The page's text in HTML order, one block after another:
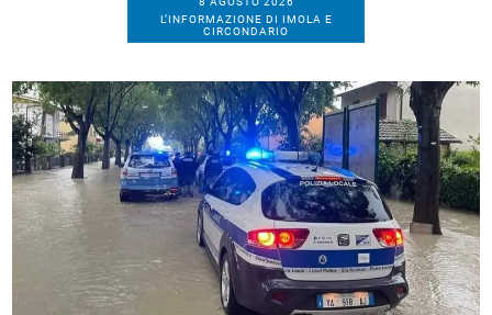
L’INFORMAZIONE DI IMOLA E
CIRCONDARIO